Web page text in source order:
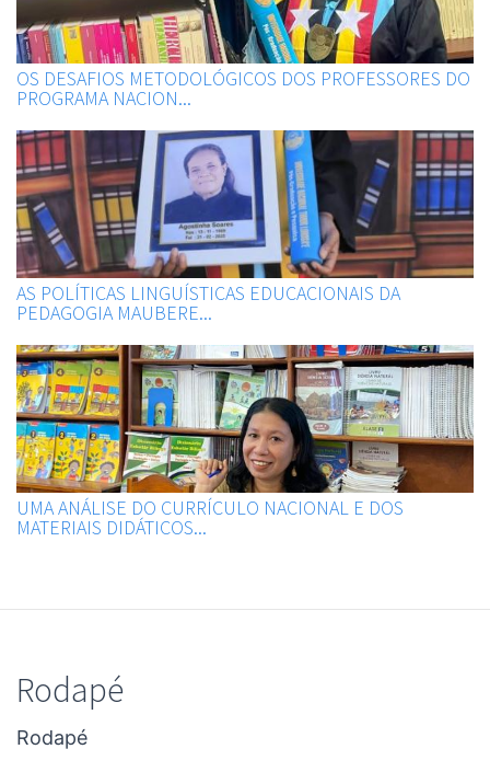
OS DESAFIOS METODOLÓGICOS DOS PROFESSORES DO
PROGRAMA NACION...
AS POLÍTICAS LINGUÍSTICAS EDUCACIONAIS DA
PEDAGOGIA MAUBERE...
UMA ANÁLISE DO CURRÍCULO NACIONAL E DOS
MATERIAIS DIDÁTICOS...
Rodapé
Rodapé